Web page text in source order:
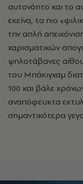
αυτονόητο και το
εκείνα, τα πιο
την απλή
χαρισματικών
ψηλοτάβανες
του Μπάκιγχαμ
100 και βάλε
αναπόφευκτα
σημαντικότερα